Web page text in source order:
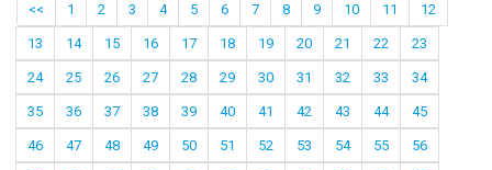
<< 1 2 3 4 5 6 7 8 9 10 11 12
13 14 15 16 17 18 19 20 21 22 23
24 25 26 27 28 29 30 31 32 33 34
35 36 37 38 39 40 41 42 43 44 45
46 47 48 49 50 51 52 53 54 55 56